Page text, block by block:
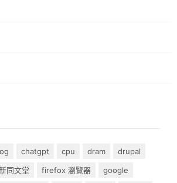
chatgpt cpu dram
drupal
同文堂 firefox 瀏覽器
google